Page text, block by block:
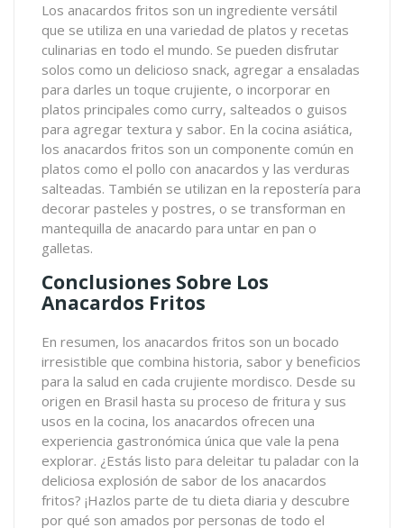
Los anacardos fritos son un ingrediente versátil
que se utiliza en una variedad de platos y recetas
culinarias en todo el mundo. Se pueden disfrutar
solos como un delicioso snack, agregar a ensaladas
para darles un toque crujiente, o incorporar en
platos principales como curry, salteados o guisos
para agregar textura y sabor. En la cocina asiática,
los anacardos fritos son un componente común en
platos como el pollo con anacardos y las verduras
salteadas. También se utilizan en la repostería para
decorar pasteles y postres, o se transforman en
mantequilla de anacardo para untar en pan o
galletas.
Conclusiones Sobre Los
Anacardos Fritos
En resumen, los anacardos fritos son un bocado
irresistible que combina historia, sabor y beneficios
para la salud en cada crujiente mordisco. Desde su
origen en Brasil hasta su proceso de fritura y sus
usos en la cocina, los anacardos ofrecen una
experiencia gastronómica única que vale la pena
explorar. ¿Estás listo para deleitar tu paladar con la
deliciosa explosión de sabor de los anacardos
fritos? ¡Hazlos parte de tu dieta diaria y descubre
por qué son amados por personas de todo el